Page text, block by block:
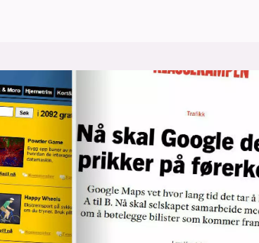
karriere
frontend backend